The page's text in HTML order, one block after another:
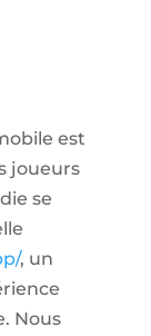
est
joueurs
se
, un
Nous